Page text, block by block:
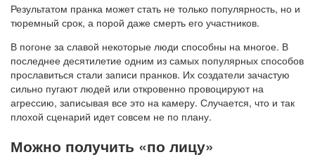
Результатом пранка может стать не только популярность, но и
тюремный срок, а порой даже смерть его участников.
В погоне за славой некоторые люди способны на многое. В
последнее десятилетие одним из самых популярных способов
прославиться стали записи пранков. Их создатели зачастую
сильно пугают людей или откровенно провоцируют на
агрессию, записывая все это на камеру. Случается, что и так
плохой сценарий идет совсем не по плану.
Можно получить «по лицу»